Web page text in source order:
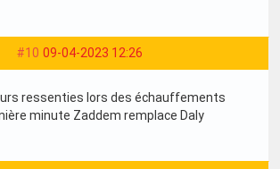
#10 09-04-2023 12:26
ressenties lors des échauffements
minute Zaddem remplace Daly